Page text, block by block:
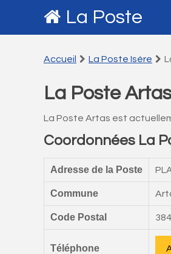
La Poste
Accueil La Poste Isére
La Poste Artas
La Poste Artas est
Coordonnées La
Adresse de la Poste
Commune
Code Postal
Téléphone